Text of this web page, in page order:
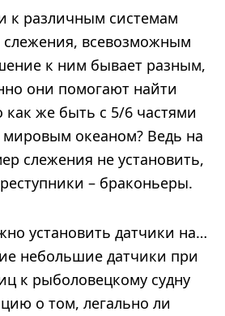
к различным системам
всевозможным
к ним бывает разным,
они помогают найти
как же быть с 5/6 частями
океаном? Ведь на
слежения не установить,
– браконьеры.
установить датчики на…
небольшие датчики при
к рыболовецкому судну
о том, легально ли